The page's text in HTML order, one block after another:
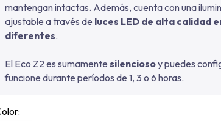
mantengan intactas. Además, cuenta con una
ajustable a través de luces LED de alta calidad
diferentes.
El Eco Z2 es sumamentesilenciosoy puedes
funcione durante períodos de 1, 3 o 6 horas.